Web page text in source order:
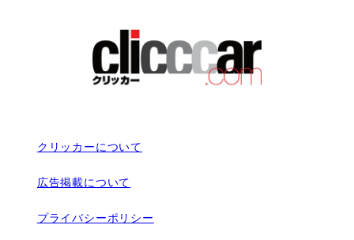
クリッカーについて
広告掲載について
プライバシーポリシー